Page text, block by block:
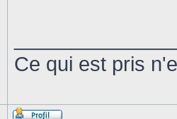
Ce qui est pris